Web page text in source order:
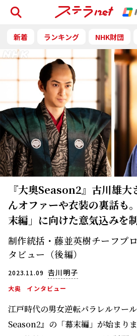
検索
新着 ランキング NHK財団
『大奥Season2』古川雄大
んオファーや衣装の裏話も
末編」に向けた意気込みを
制作統括・藤並英樹チーフプ
タビュー（後編）
2023.11.09 𠮷川明子
大奥 インタビュー
江戸時代の男女逆転パラレルワー
Season2』の「幕末編」が始まり